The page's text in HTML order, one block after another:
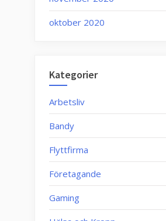
oktober 2020
Kategorier
Arbetsliv
Bandy
Flyttfirma
Företagande
Gaming